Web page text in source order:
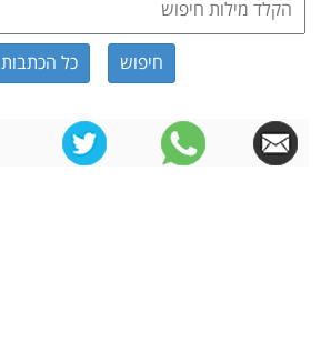
כל הכתבות